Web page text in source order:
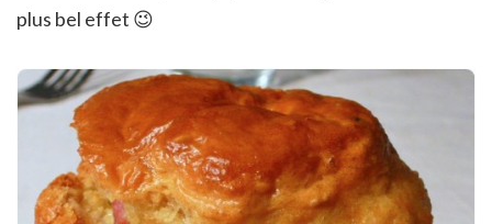
plus bel effet 😉